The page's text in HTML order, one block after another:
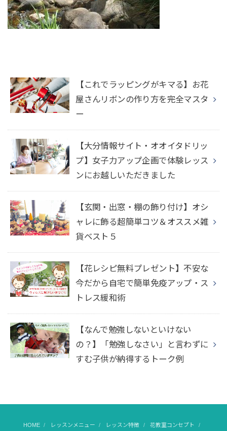
【これでラッピングがキマる】お花
屋さんリボンの作り方を完全マスタ
ー
【大分情報サイト・オオイタドリッ
プ】女子力アップ企画で体験レッス
ンにお越しいただきました
【玄関・出窓・棚の飾り付け】オシ
ャレに飾る超簡単コツ＆オススメ雑
貨ベスト５
【花レシピ無料プレゼント】不安な
今だから自宅で簡単免疫アップ・ス
トレス緩和術
【なんで勉強しないといけない
の？】「勉強しなさい」と言わずに
すむ子供が納得するトーク例
HOME レッスンメニュー レッスン特徴 花教室コンセプト